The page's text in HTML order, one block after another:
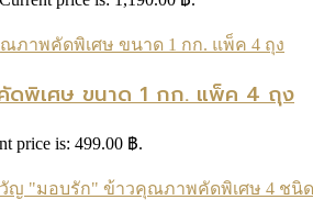
ดพิเศษ ขนาด 1 กก. แพ็ค 4 ถุง
price is: 499.00 ฿.